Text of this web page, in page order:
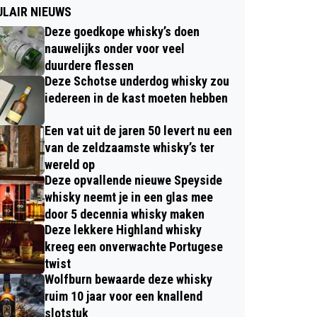
NIEUWS
Deze goedkope whisky’s doen
nauwelijks onder voor veel
duurdere flessen
Deze Schotse underdog whisky zou
iedereen in de kast moeten hebben
Een vat uit de jaren 50 levert nu een
van de zeldzaamste whisky’s ter
wereld op
Deze opvallende nieuwe Speyside
whisky neemt je in een glas mee
door 5 decennia whisky maken
Deze lekkere Highland whisky
kreeg een onverwachte Portugese
twist
Wolfburn bewaarde deze whisky
ruim 10 jaar voor een knallend
slotstuk